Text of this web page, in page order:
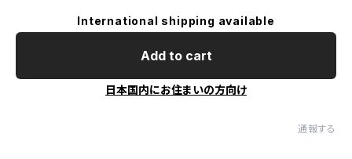
International shipping available
Add to cart
日本国内にお住まいの方向け
通報する